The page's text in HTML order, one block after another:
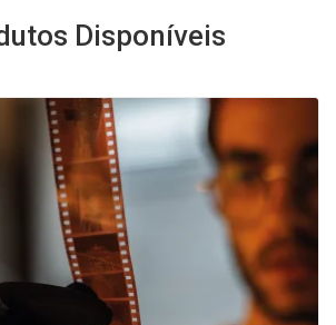
Disponíveis